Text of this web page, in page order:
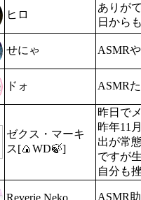
ヒロ
ありが
日から
せにゃ ASMR
ドォ ASMR
ゼクス・マーキ
ス[🍙WD🍃]
昨日で
昨年11
出が常
ですが
自分も
Reverie Neko
ASMR